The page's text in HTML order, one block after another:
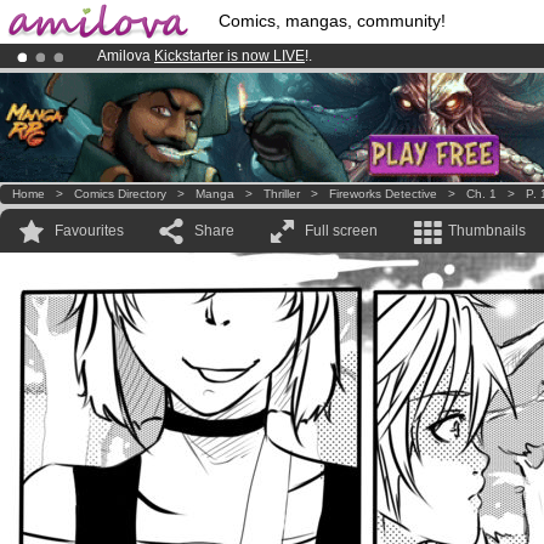
Comics, mangas, community!
Amilova Kickstarter is now LIVE!.
Premium membership from3.95 eurosper month !Get membership
Already 100000membersand 1000 comics & mangas!.
Home > Comics Directory > Manga > Thriller > Fireworks Detective > Ch. 1 > P.
Favourites Share Full screen Thumbnails